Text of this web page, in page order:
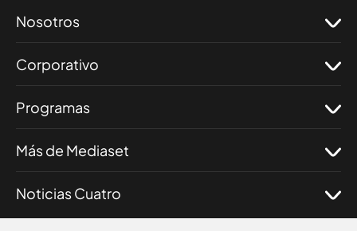
Nosotros
Corporativo
Programas
Más de Mediaset
Noticias Cuatro